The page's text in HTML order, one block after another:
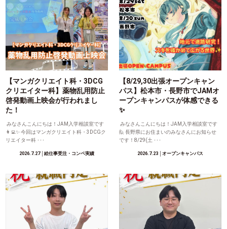
【マンガクリエイト科・3DCG
クリエイター科】薬物乱用防止
啓発動画上映会が行われまし
た！
みなさんこんにちは！JAM入学相談室です
👩‍💻✨ 今回はマンガクリエイト科・3DCGク
リエイター科 ･･･
2026.7.27│絵仕事受注・コンペ実績
【8/29,30出張オープンキャン
パス】松本市・長野市でJAMオ
ープンキャンパスが体感できる
✨
みなさんこんにちは！JAM入学相談室です
🙋 長野県にお住まいのみなさんにお知らせ
です！8/29(土 ･･･
2026.7.23 │オープンキャンパス